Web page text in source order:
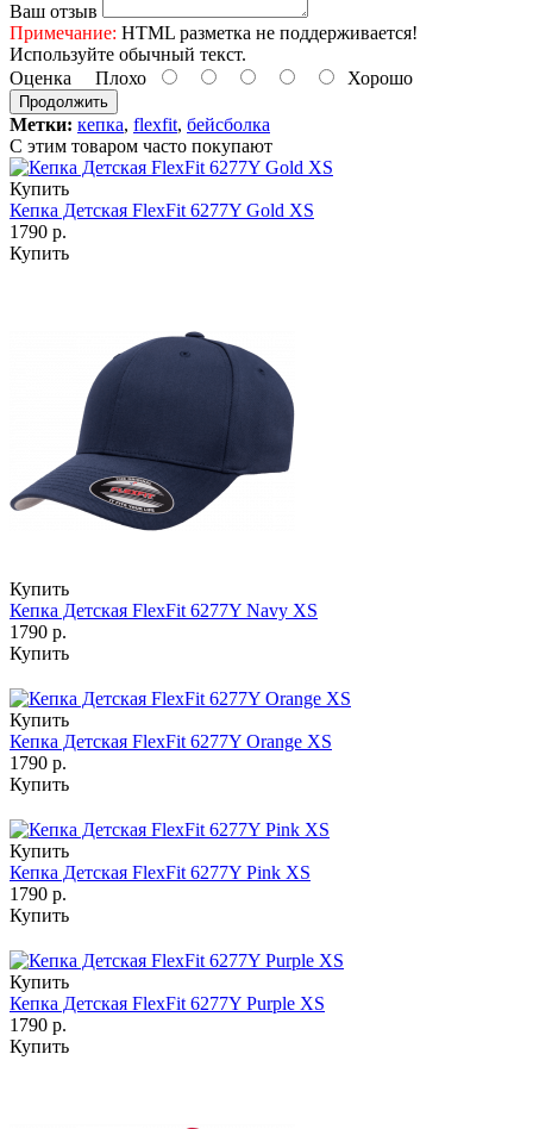
Ваш отзыв
Примечание: HTML разметка не поддерживается!
Используйте обычный текст.
Оценка Плохо Хорошо
Продолжить
Метки: кепка, flexfit, бейсболка
С этим товаром часто покупают
Купить
Кепка Детская FlexFit 6277Y Gold XS
1790 р.
Купить
Купить
Кепка Детская FlexFit 6277Y Navy XS
1790 р.
Купить
Купить
Кепка Детская FlexFit 6277Y Orange XS
1790 р.
Купить
Купить
Кепка Детская FlexFit 6277Y Pink XS
1790 р.
Купить
Купить
Кепка Детская FlexFit 6277Y Purple XS
1790 р.
Купить